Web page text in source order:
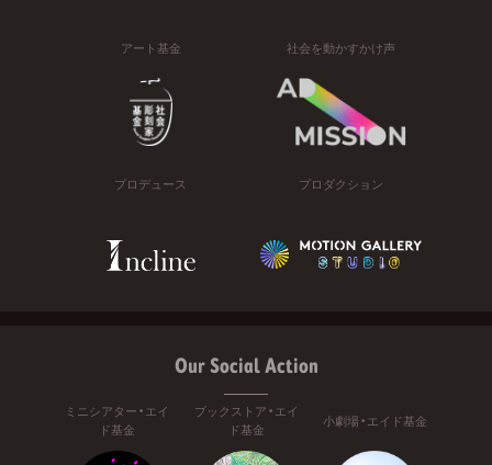
アート基金 社会を動かすかけ声
プロデュース プロダクション
Our Social Action
ミニシアター・エイ
ド基金
ブックストア・エイ
ド基金
小劇場・エイド基金